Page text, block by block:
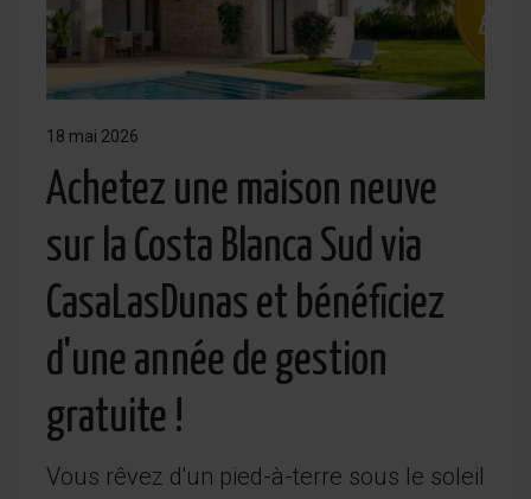
18 mai 2026
Achetez une maison neuve
sur la Costa Blanca Sud via
CasaLasDunas et bénéficiez
d'une année de gestion
gratuite !
Vous rêvez d'un pied-à-terre sous le soleil